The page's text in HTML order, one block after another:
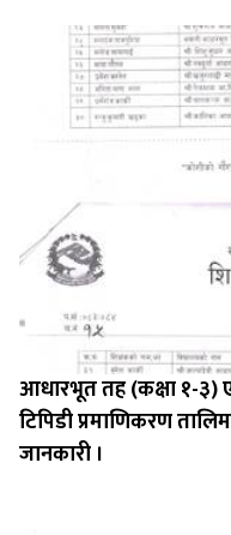
आधारभूत तह (कक्षा १-३)
टिपिडी प्रमाणिकरण
जानकारी ।